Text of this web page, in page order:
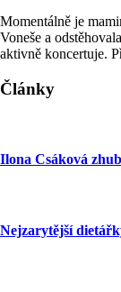
Momentálně je
Voneše a
aktivně koncertuje.
Články
Ilona Csáková
Nejzarytější